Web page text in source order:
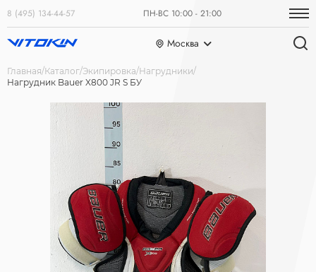
8 (495) 134-44-57 ПН-ВС 10:00 - 21:00
Москва
Главная Каталог Экипировка Нагрудники
Нагрудник Bauer X800 JR S БУ